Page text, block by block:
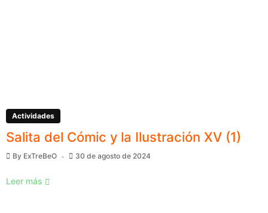
Actividades
Salita del Cómic y la Ilustración XV (1)
By ExTreBeO 30 de agosto de 2024
Leer más